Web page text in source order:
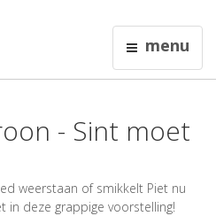
menu
- Sint moet
weerstaan of smikkelt Piet nu
in deze grappige voorstelling!